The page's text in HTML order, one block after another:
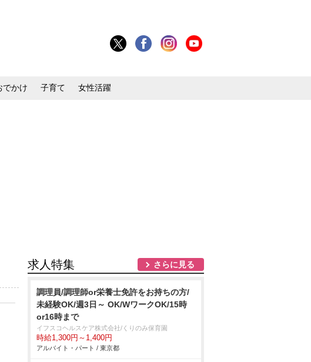
でかけ 子育て 女性活躍
求人特集 さらに見る
調理員/調理師or栄養士免許をお持ちの方/
未経験OK/週3日～ OK/WワークOK/15時
or16時まで
イフスコヘルスケア株式会社/くりのみ保育園
時給1,300円～1,400円
アルバイト・パート / 東京都